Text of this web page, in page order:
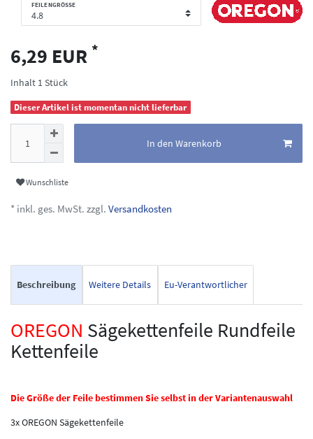
FEILENGRÖSSE
6,29 EUR *
Inhalt 1Stück
Dieser Artikel ist momentan nicht lieferbar
In den Warenkorb
Wunschliste
* inkl. ges. MwSt. zzgl. Versandkosten
Beschreibung Weitere Details Eu-Verantwortlicher
OREGON Sägekettenfeile Rundfeile
Kettenfeile
Die Größe der Feile bestimmen Sie selbst in der Variantenauswahl
3x OREGON Sägekettenfeile